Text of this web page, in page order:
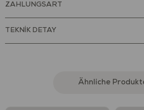
becerilerinin gelişmesine yardımcı olur.
Motor becerilerinin gelişimini
eğlenceli dakikalar onların duyusal
ZAHLUNGSART
TEKNİK DETAY
Ähnliche